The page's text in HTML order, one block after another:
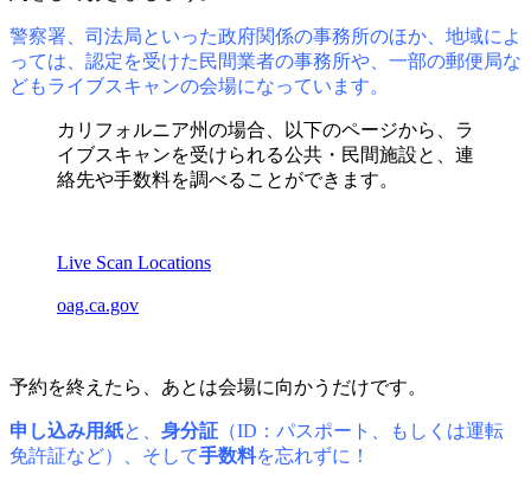
警察署、司法局といった政府関係の事務所のほか、地域によ
っては、認定を受けた民間業者の事務所や、一部の郵便局な
どもライブスキャンの会場になっています。
カリフォルニア州の場合、以下のページから、ラ
イブスキャンを受けられる公共・民間施設と、連
絡先や手数料を調べることができます。
Live Scan Locations
oag.ca.gov
予約を終えたら、あとは会場に向かうだけです。
申し込み用紙と、 身分証 （ID：パスポート、もしくは運転
免許証など）、そして手数料を忘れずに！